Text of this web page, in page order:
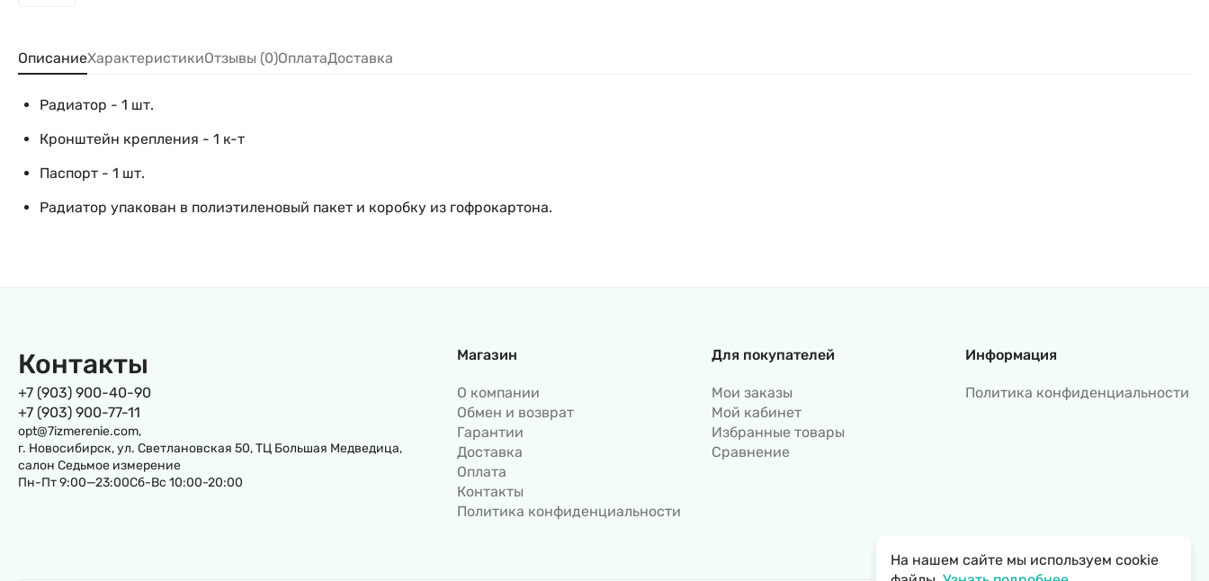
ОписаниеХарактеристикиОтзывы (0)ОплатаДоставка
Радиатор - 1 шт.
Кронштейн крепления - 1 к-т
Паспорт - 1 шт.
Радиатор упакован в полиэтиленовый пакет и коробку из гофрокартона.
Контакты
+7 (903) 900-40-90
+7 (903) 900-77-11
opt@7izmerenie.com,
г. Новосибирск, ул. Светлановская 50, ТЦ Большая Медведица,
салон Седьмое измерение
Пн-Пт 9:00—23:00Сб-Вс 10:00-20:00
Магазин
О компании
Обмен и возврат
Гарантии
Доставка
Оплата
Контакты
Политика конфиденциальности
Для покупателей
Мои заказы
Мой кабинет
Избранные товары
Сравнение
Информация
Политика конфиденциальности
На нашем сайте мы используем cookie